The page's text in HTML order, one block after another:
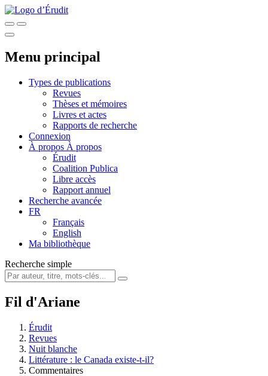
Menu principal
Types de publications
Revues
Thèses et mémoires
Livres et actes
Rapports de recherche
Connexion
À propos À propos
Érudit
Coalition Publica
Libre accès
Rapport annuel
Recherche avancée
FR
Français
English
Ma bibliothèque
Recherche simple
Fil d'Ariane
Érudit
Revues
Nuit blanche
Littérature : le Canada existe-t-il?
Commentaires